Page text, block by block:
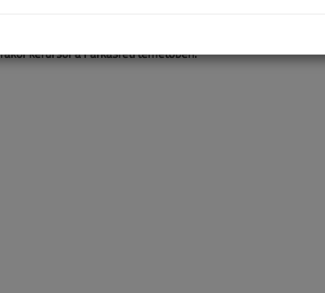
István épületgépész mérnök, egyetemi oktató, lapunk szerzője.
kerül sor a Farkasréti temetőben.